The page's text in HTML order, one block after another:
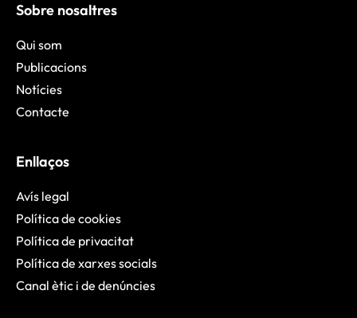
Sobre nosaltres
Qui som
Publicacions
Notícies
Contacte
Enllaços
Avís legal
Política de cookies
Política de privacitat
Política de xarxes socials
Canal ètic i de denúncies